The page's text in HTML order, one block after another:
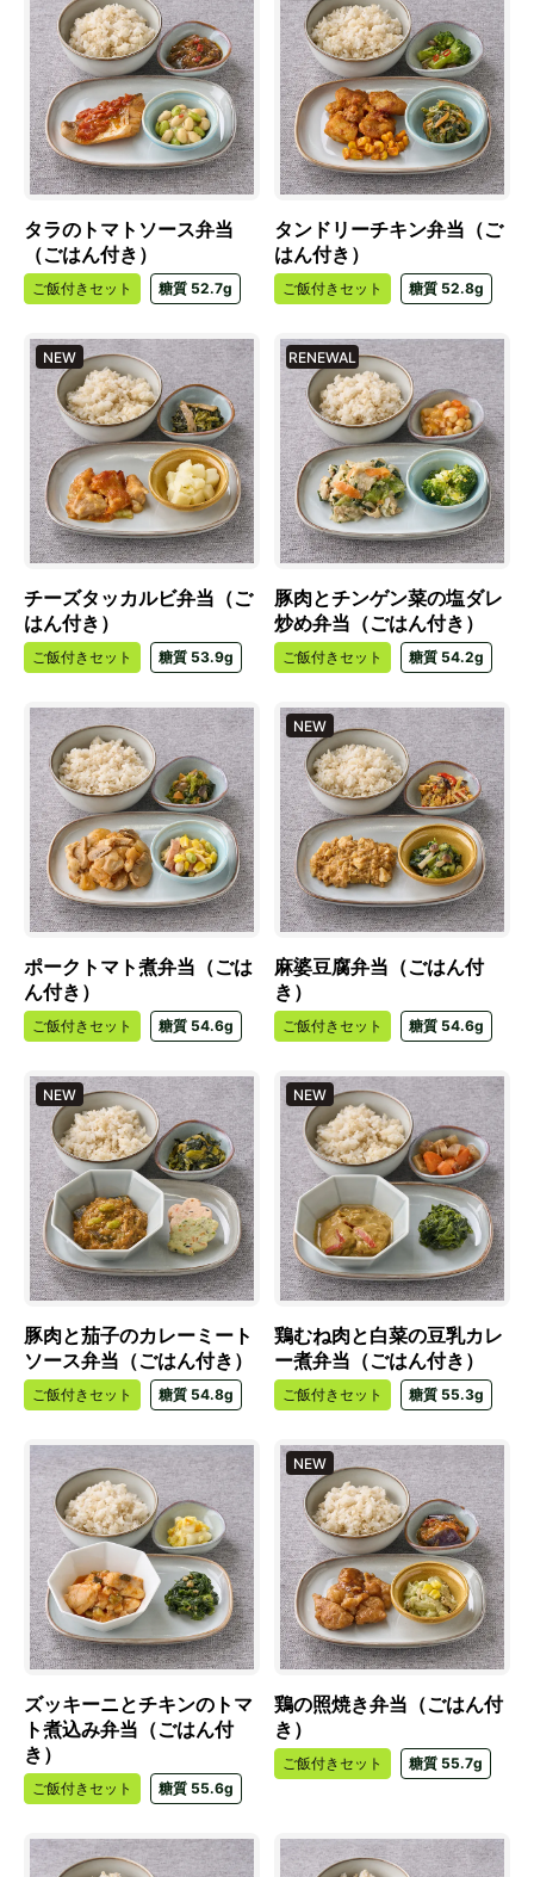
タラのトマトソース弁当
（ごはん付き）
ご飯付きセット 糖質 52.7g
タンドリーチキン弁当（ご
はん付き）
ご飯付きセット 糖質 52.8g
NEW
チーズタッカルビ弁当（ご
はん付き）
ご飯付きセット 糖質 53.9g
RENEWAL
豚肉とチンゲン菜の塩ダレ
炒め弁当（ごはん付き）
ご飯付きセット 糖質 54.2g
ポークトマト煮弁当（ごは
ん付き）
ご飯付きセット 糖質 54.6g
NEW
麻婆豆腐弁当（ごはん付
き）
ご飯付きセット 糖質 54.6g
NEW
豚肉と茄子のカレーミート
ソース弁当（ごはん付き）
ご飯付きセット 糖質 54.8g
NEW
鶏むね肉と白菜の豆乳カレ
ー煮弁当（ごはん付き）
ご飯付きセット 糖質 55.3g
ズッキーニとチキンのトマ
ト煮込み弁当（ごはん付
き）
ご飯付きセット 糖質 55.6g
NEW
鶏の照焼き弁当（ごはん付
き）
ご飯付きセット 糖質 55.7g